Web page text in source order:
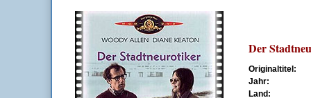
Der
Originaltitel:
Jahr:
Land: